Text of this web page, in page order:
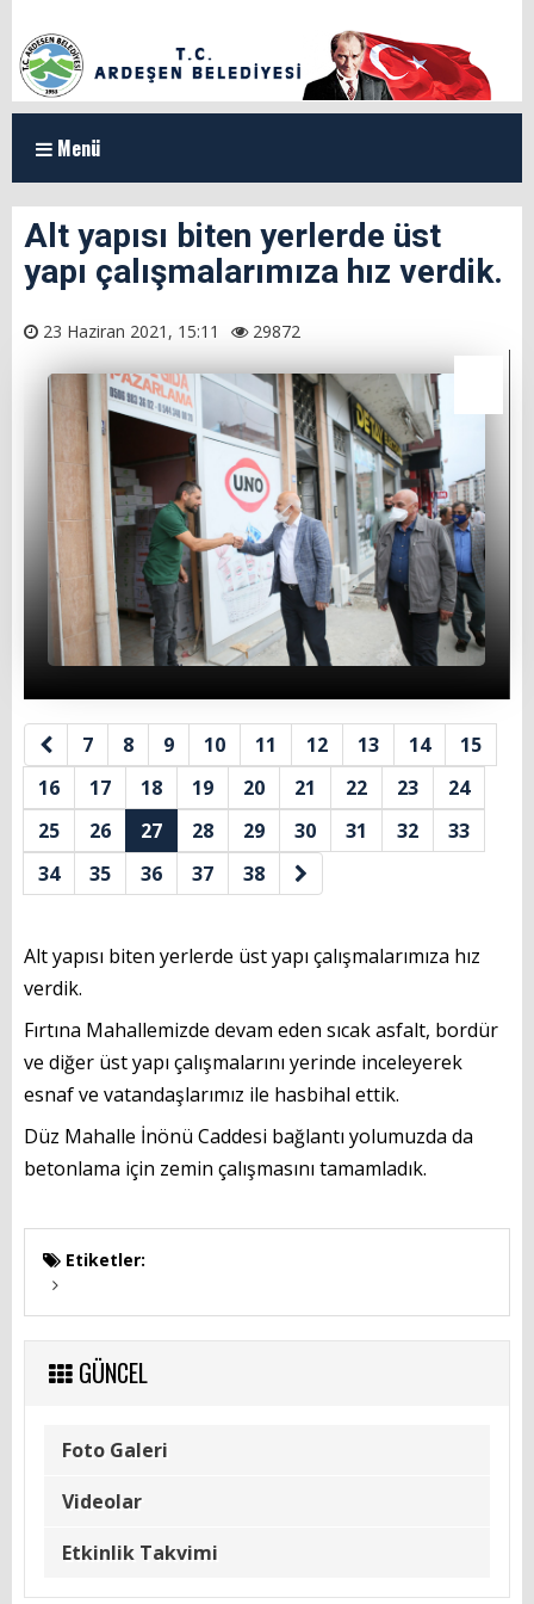
Menü
ANASAYFA
KURUMSAL
Organizasyon Şeması
Başkan Yardımcılarımız
Meclis Üyeleri
Milletvekillerimiz
İl Genel Meclis Üyelerimiz
Eski Başkanlarımız
Muhtarlarımız
Yönetmenlikler
BAŞKANIMIZ
Başkanın Özgeçmişi
Başkanın Mesajı
Başkana Mesaj
PROJELERİMİZ
GÜNCEL
Foto Galeri
Etkinlik Takvimi
HİZMET REHBERİ
Başvuru Rehberi
Alt yapısı biten yerlerde üst
yapı çalışmalarımıza hız verdik.
23 Haziran 2021, 15:11 29872
7 8 9 10 11 12 13 14
15
16
17 18 19 20 21 22 23
24
25
26 27 28 29 30 31 32
33
34
35 36 37 38
Alt yapısı biten yerlerde üst yapı çalışmalarımıza hız
verdik.
Fırtına Mahallemizde devam eden sıcak asfalt, bordür
ve diğer üst yapı çalışmalarını yerinde inceleyerek
esnaf ve vatandaşlarımız ile hasbihal ettik.
Düz Mahalle İnönü Caddesi bağlantı yolumuzda da
betonlama için zemin çalışmasını tamamladık.
Etiketler:
GÜNCEL
Foto Galeri
Videolar
Etkinlik Takvimi